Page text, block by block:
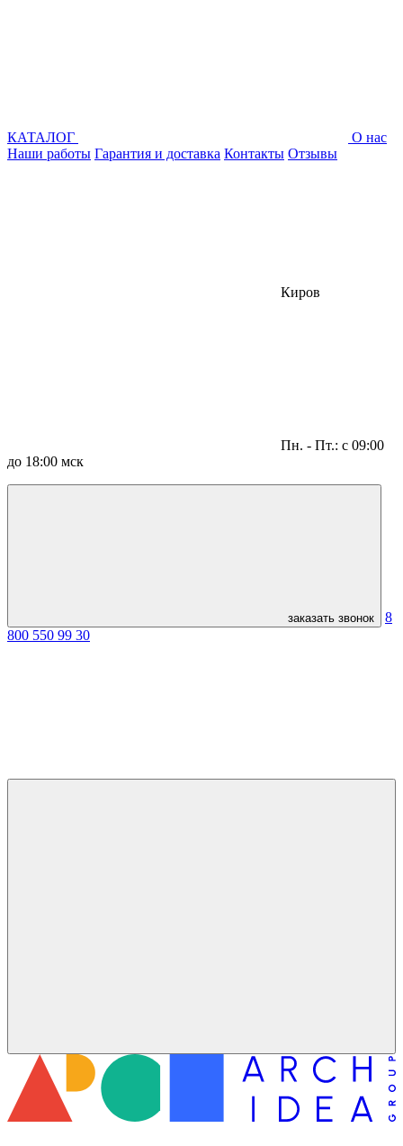
КАТАЛОГ
О нас
Наши работы Гарантия и доставка Контакты Отзывы
Киров
Пн. - Пт.: с 09:00
до 18:00 мск
заказать звонок
8
800 550 99 30